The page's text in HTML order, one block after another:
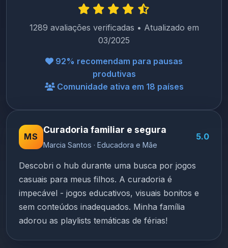
1289 avaliações verificadas • Atualizado em
03/2025
92% recomendam para pausas
produtivas
Comunidade ativa em 18 países
MS
Curadoria familiar e segura
Marcia Santos · Educadora e Mãe
5.0
Descobri o hub durante uma busca por jogos
casuais para meus filhos. A curadoria é
impecável - jogos educativos, visuais bonitos e
sem conteúdos inadequados. Minha família
adorou as playlists temáticas de férias!